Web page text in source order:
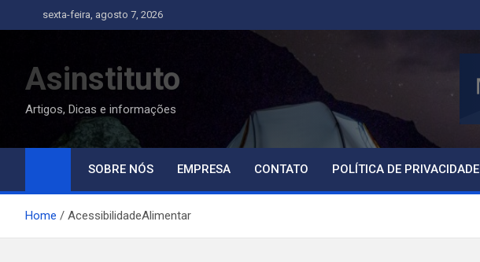
to
sexta-feira, agosto 7, 2026
Asinstituto
Artigos, Dicas e informações
SOBRE NÓS EMPRESA CONTATO POLÍTICA DE PRIVACIDADE
Home AcessibilidadeAlimentar